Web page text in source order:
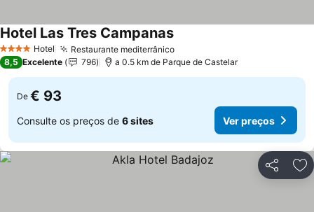
4 EstrelasHotel Restaurante mediterrânico
Hotel Las Tres Campanas
8,5 Excelente 796 a 0.5 km de Parque de Castelar
De € 93
Consulte os preços de 6 sites Ver preços
Partilhar